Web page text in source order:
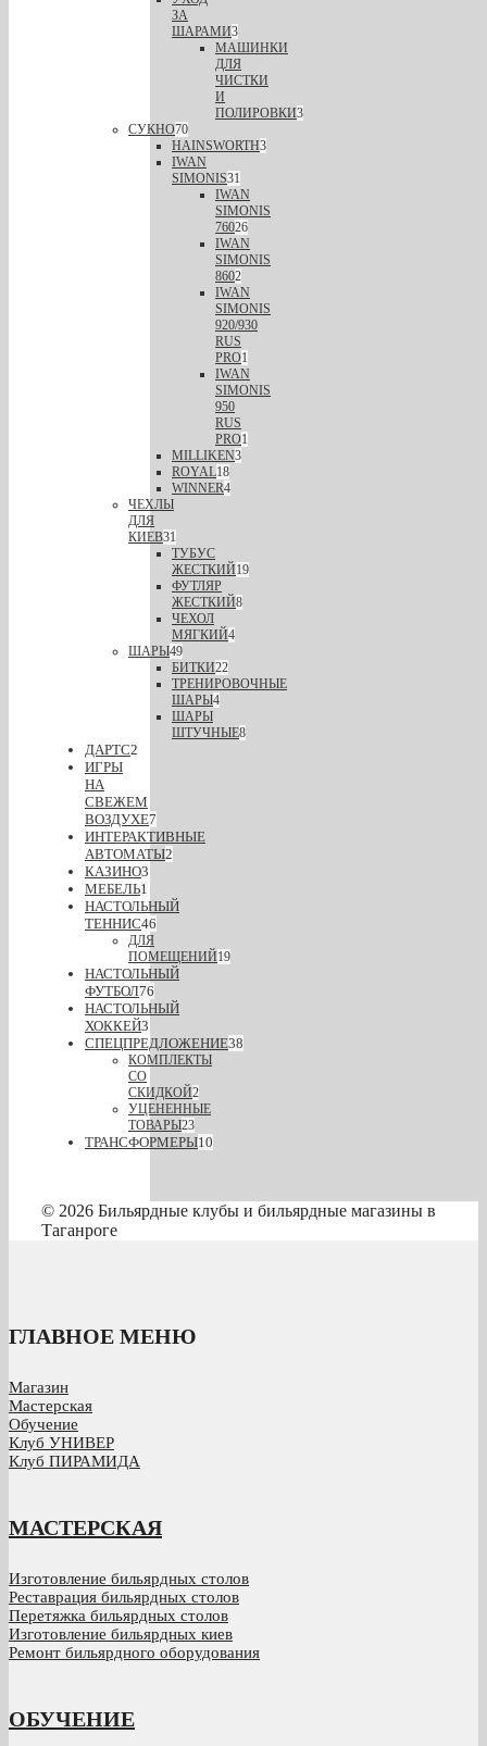
ЗА
ШАРАМИ3
МАШИНКИ
ДЛЯ
ЧИСТКИ
И
ПОЛИРОВКИ3
СУКНО70
HAINSWORTH3
IWAN
SIMONIS31
IWAN
SIMONIS
76026
IWAN
SIMONIS
8602
IWAN
SIMONIS
920/930
RUS
PRO1
IWAN
SIMONIS
950
RUS
PRO1
MILLIKEN3
ROYAL18
WINNER4
ЧЕХЛЫ
ДЛЯ
КИЕВ31
ТУБУС
ЖЕСТКИЙ19
ФУТЛЯР
ЖЕСТКИЙ8
ЧЕХОЛ
МЯГКИЙ4
ШАРЫ49
БИТКИ22
ТРЕНИРОВОЧНЫЕ
ШАРЫ4
ШАРЫ
ШТУЧНЫЕ8
ДАРТС2
ИГРЫ
НА
СВЕЖЕМ
ВОЗДУХЕ7
ИНТЕРАКТИВНЫЕ
АВТОМАТЫ2
КАЗИНО3
МЕБЕЛЬ1
НАСТОЛЬНЫЙ
ТЕННИС46
ДЛЯ
ПОМЕЩЕНИЙ19
НАСТОЛЬНЫЙ
ФУТБОЛ76
НАСТОЛЬНЫЙ
ХОККЕЙ3
СПЕЦПРЕДЛОЖЕНИЕ38
КОМПЛЕКТЫ
СО
СКИДКОЙ2
УЦЕНЕННЫЕ
ТОВАРЫ23
ТРАНСФОРМЕРЫ10
© 2026 Бильярдные клубы и бильярдные магазины в
Таганроге
ГЛАВНОЕ МЕНЮ
Магазин
Мастерская
Обучение
Клуб УНИВЕР
Клуб ПИРАМИДА
МАСТЕРСКАЯ
Изготовление бильярдных столов
Реставрация бильярдных столов
Перетяжка бильярдных столов
Изготовление бильярдных киев
Ремонт бильярдного оборудования
ОБУЧЕНИЕ